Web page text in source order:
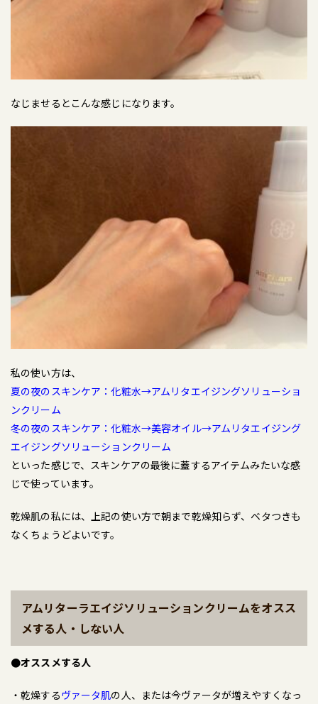
なじませるとこんな感じになります。
私の使い方は、
夏の夜のスキンケア：化粧水→アムリタエイジングソリューショ
ンクリーム
冬の夜のスキンケア：化粧水→美容オイル→アムリタエイジング
エイジングソリューションクリーム
といった感じで、スキンケアの最後に蓋するアイテムみたいな感
じで使っています。
乾燥肌の私には、上記の使い方で朝まで乾燥知らず、ベタつきも
なくちょうどよいです。
アムリターラエイジソリューションクリームをオスス
メする人・しない人
●オススメする人
・乾燥するヴァータ肌の人、または今ヴァータが増えやすくなっ